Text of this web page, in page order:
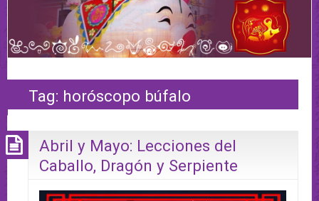
星
座
(Home)
Tienda
Tag: horóscopo búfalo
Abril y Mayo: Lecciones del
Caballo, Dragón y Serpiente